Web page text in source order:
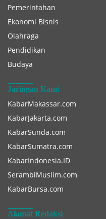
Pemerintahan
Ekonomi Bisnis
Olahraga
Pendidikan
Budaya
Jaringan Kami
KabarMakassar.com
KabarJakarta.com
KabarSunda.com
KabarSumatra.com
KabarIndonesia.ID
SerambiMuslim.com
KabarBursa.com
Alamat Redaksi